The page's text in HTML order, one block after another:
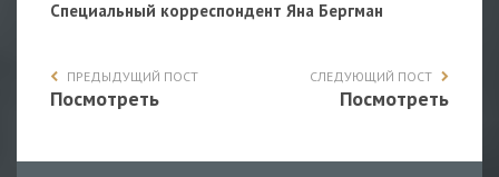
Специальный корреспондент Яна Бергман
ПРЕДЫДУЩИЙ ПОСТ
Посмотреть
СЛЕДУЮЩИЙ ПОСТ
Посмотреть